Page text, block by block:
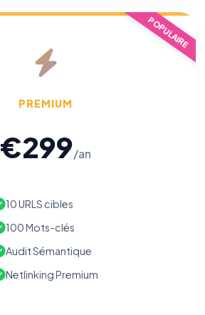
POPULAIRE
PREMIUM
€299/an
10 URLS cibles
100 Mots-clés
Audit Sémantique
Netlinking Premium